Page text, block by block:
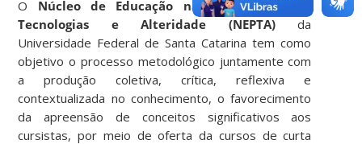
O Núcleo de Educação na Perspectiva das
Tecnologias e Alteridade (NEPTA)da
Universidade Federal de Santa Catarina tem como
objetivo o processo metodológico juntamente com
a produção coletiva, crítica, reflexiva e
contextualizada no conhecimento, o favorecimento
da apreensão de conceitos significativos aos
cursistas, por meio de oferta da cursos de curta